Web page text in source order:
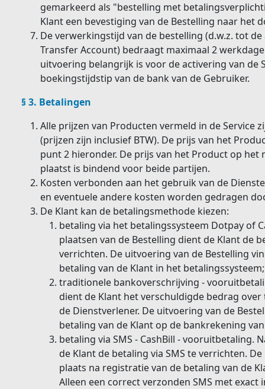
gemarkeerd als "bestelling met
Klant een bevestiging van de Bestelling naar het
De verwerkingstijd van de bestelling (d.w.z. tot
Transfer Account) bedraagt maximaal 2
uitvoering belangrijk is voor de activering van de
boekingstijdstip van de bank van de Gebruiker.
§ 3. Betalingen
Alle prijzen van Producten vermeld in de Service
(prijzen zijn inclusief BTW). De prijs van het
punt 2 hieronder. De prijs van het Product op het
plaatst is bindend voor beide partijen.
Kosten verbonden aan het gebruik van de
en eventuele andere kosten worden gedragen
De Klant kan de betalingsmethode kiezen:
betaling via het betalingssysteem Dotpay of
plaatsen van de Bestelling dient de Klant de
verrichten. De uitvoering van de Bestelling
betaling van de Klant in het betalingssysteem;
traditionele bankoverschrijving -
dient de Klant het verschuldigde bedrag
de Dienstverlener. De uitvoering van de
betaling van de Klant op de bankrekening
betaling via SMS - CashBill - vooruitbetaling.
de Klant de betaling via SMS te verrichten.
plaats na registratie van de betaling van de
Alleen een correct verzonden SMS met